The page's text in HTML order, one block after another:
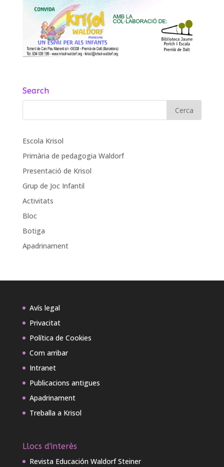
Search
Escola Krisol
Primària de pedagogia Waldorf
Presentació de Krisol
Grup de Joc Infantil
Activitats
Bloc
Botiga
Apadrinament
Avís legal
Privacitat
Política de Cookies
Com arribar
Intranet
Publicacions antigues
Apadrinament
Treballa a Krisol
Llocs d'interès
Revista Educación Waldorf Steiner